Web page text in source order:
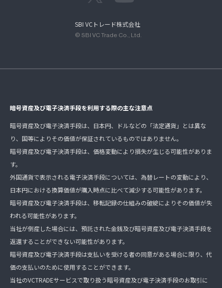
SBI VCトレード株式会社
© SBI VC Trade Co., Ltd.
暗号資産及び電子決済手段を利用する際の主な注意点
暗号資産及び電子決済手段は、日本円、ドルなどの「法定通貨」とは異な
り、国等によりその価値が保証されているものではありません。
暗号資産及び電子決済手段は、価格変動により損失が生じる可能性がありま
す。
外国通貨で表示される電子決済手段については、為替レートの変動により、
日本円における換算価値が購入時点に比べて減少する可能性があります。
暗号資産及び電子決済手段は、移転記録の仕組みの破綻によりその価値が失
われる可能性があります。
当社が倒産した場合には、預託された金銭及び暗号資産及び電子決済手段を
返還することができない可能性があります。
暗号資産及び電子決済手段は支払いを受ける者の同意がある場合に限り、代
価の支払いのために使用することができます。
当社のVCTRADEサービスで取り扱う暗号資産及び電子決済手段のお取引に